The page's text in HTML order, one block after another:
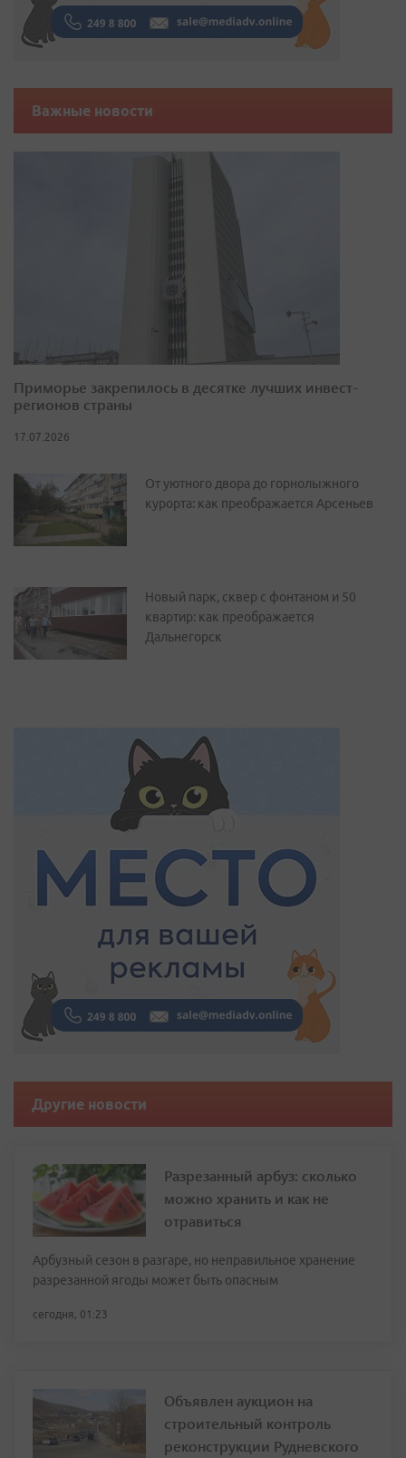
Важные новости
Приморье закрепилось в десятке лучших инвест-
регионов страны
17.07.2026
От уютного двора до горнолыжного
курорта: как преображается Арсеньев
Новый парк, сквер с фонтаном и 50
квартир: как преображается
Дальнегорск
Другие новости
Разрезанный арбуз: сколько
можно хранить и как не
отравиться
Арбузный сезон в разгаре, но неправильное хранение
разрезанной ягоды может быть опасным
сегодня, 01:23
Объявлен аукцион на
строительный контроль
реконструкции Рудневского